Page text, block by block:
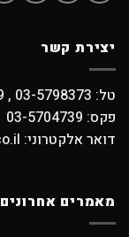
יצירת קשר
טל: 03-5798373 , 03-6194749
פקס: 03-5704739
דואר אלקטרוני: vizel@vizel.co.il
מאמרים אחרונים